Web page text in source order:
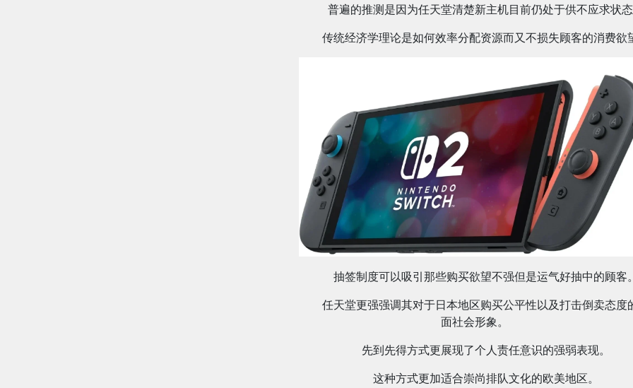
普遍的推测是因为任天堂清楚新主机目前仍处于供不应求状
传统经济学理论是如何效率分配资源而又不损失顾客的消费欲
抽签制度可以吸引那些购买欲望不强但是运气好抽中的顾客
任天堂更强强调其对于日本地区购买公平性以及打击倒卖态度
面社会形象。
先到先得方式更展现了个人责任意识的强弱表现。
这种方式更加适合崇尚排队文化的欧美地区。